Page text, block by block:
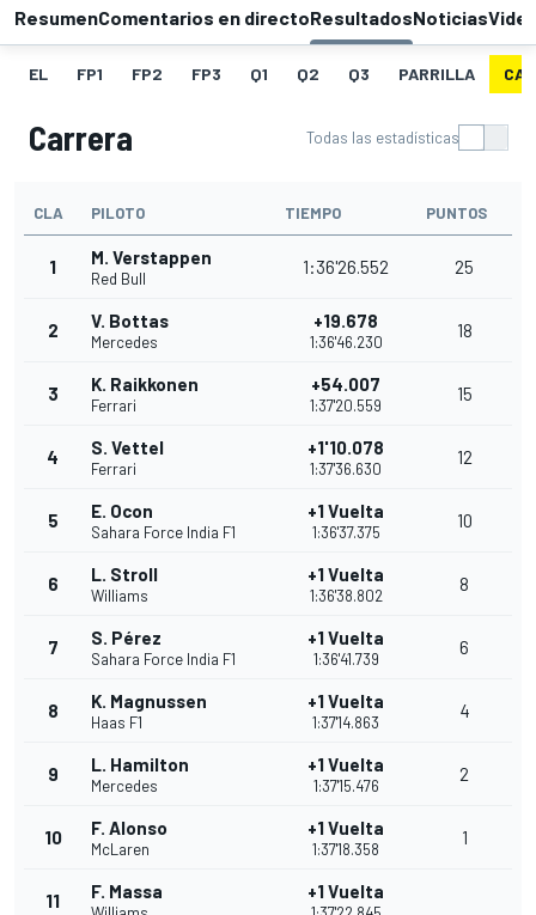
ResumenComentarios en directoResultadosNoticias
EL FP1 FP2 FP3 Q1 Q2 Q3 PARRILLA
Carrera Todas las estadísticas
CLA PILOTO TIEMPO PUNTOS
1 M. Verstappen
Red Bull
1:36'26.552 25
2 V. Bottas
Mercedes
+19.678
1:36'46.230
18
3 K. Raikkonen
Ferrari
+54.007
1:37'20.559
15
4 S. Vettel
Ferrari
+1'10.078
1:37'36.630
12
5 E. Ocon
Sahara Force India F1
+1 Vuelta
1:36'37.375
10
6 L. Stroll
Williams
+1 Vuelta
1:36'38.802
8
7 S. Pérez
Sahara Force India F1
+1 Vuelta
1:36'41.739
6
8 K. Magnussen
Haas F1
+1 Vuelta
1:37'14.863
4
9 L. Hamilton
Mercedes
+1 Vuelta
1:37'15.476
2
10 F. Alonso
McLaren
+1 Vuelta
1:37'18.358
1
11 F. Massa +1 Vuelta